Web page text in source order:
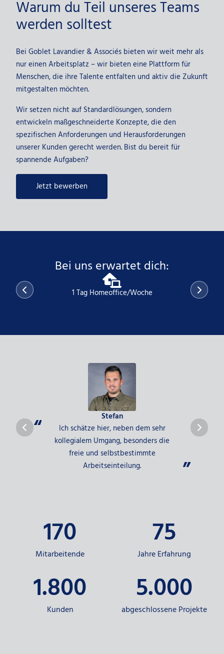
Warum du Teil unseres Teams
werden solltest
Bei Goblet Lavandier & Associés bieten wir weit mehr als
nur einen Arbeitsplatz – wir bieten eine Plattform für
Menschen, die ihre Talente entfalten und aktiv die Zukunft
mitgestalten möchten.
Wir setzen nicht auf Standardlösungen, sondern
entwickeln maßgeschneiderte Konzepte, die den
spezifischen Anforderungen und Herausforderungen
unserer Kunden gerecht werden. Bist du bereit für
spannende Aufgaben?
Jetzt bewerben
Bei uns erwartet dich:
1 Tag Homeoffice/Woche
Ich schätze hier, neben dem sehr
kollegialem Umgang, besonders die
freie und selbstbestimmte
Arbeitseinteilung.
Stefan
170
Mitarbeitende
75
Jahre Erfahrung
1.800
Kunden
5.000
abgeschlossene Projekte